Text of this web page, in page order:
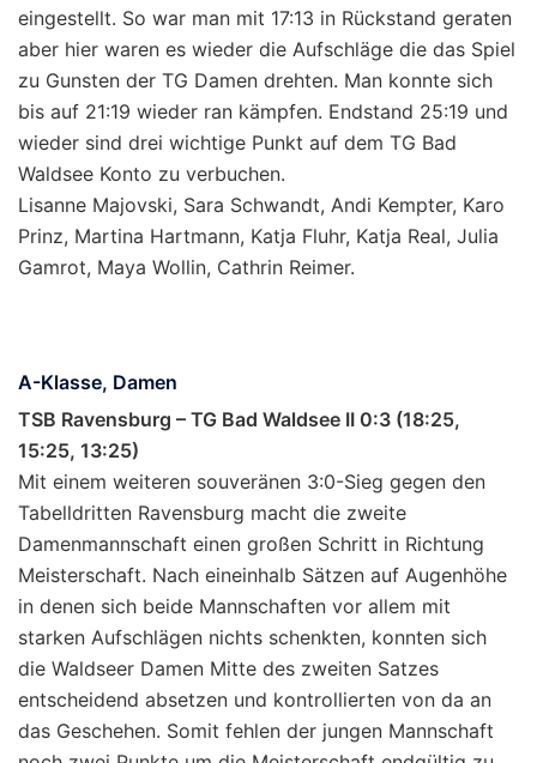
eingestellt. So war man mit 17:13 in Rückstand geraten
aber hier waren es wieder die Aufschläge die das Spiel
zu Gunsten der TG Damen drehten. Man konnte sich
bis auf 21:19 wieder ran kämpfen. Endstand 25:19 und
wieder sind drei wichtige Punkt auf dem TG Bad
Waldsee Konto zu verbuchen.
Lisanne Majovski, Sara Schwandt, Andi Kempter, Karo
Prinz, Martina Hartmann, Katja Fluhr, Katja Real, Julia
Gamrot, Maya Wollin, Cathrin Reimer.
A-Klasse, Damen
TSB Ravensburg – TG Bad Waldsee II 0:3 (18:25,
15:25, 13:25)
Mit einem weiteren souveränen 3:0-Sieg gegen den
Tabelldritten Ravensburg macht die zweite
Damenmannschaft einen großen Schritt in Richtung
Meisterschaft. Nach eineinhalb Sätzen auf Augenhöhe
in denen sich beide Mannschaften vor allem mit
starken Aufschlägen nichts schenkten, konnten sich
die Waldseer Damen Mitte des zweiten Satzes
entscheidend absetzen und kontrollierten von da an
das Geschehen. Somit fehlen der jungen Mannschaft